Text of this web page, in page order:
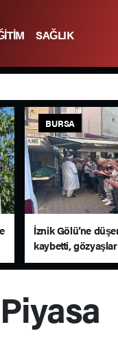
SAĞLIK
BURSA
İznik Gölü’ne
kaybetti,